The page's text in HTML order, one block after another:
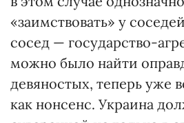
«заимствовать» у
сосед — государство-
можно было найти
девяностых, теперь уже
как нонсенс. Украина